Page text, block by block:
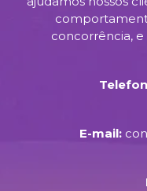
concorrência,
E-mail: